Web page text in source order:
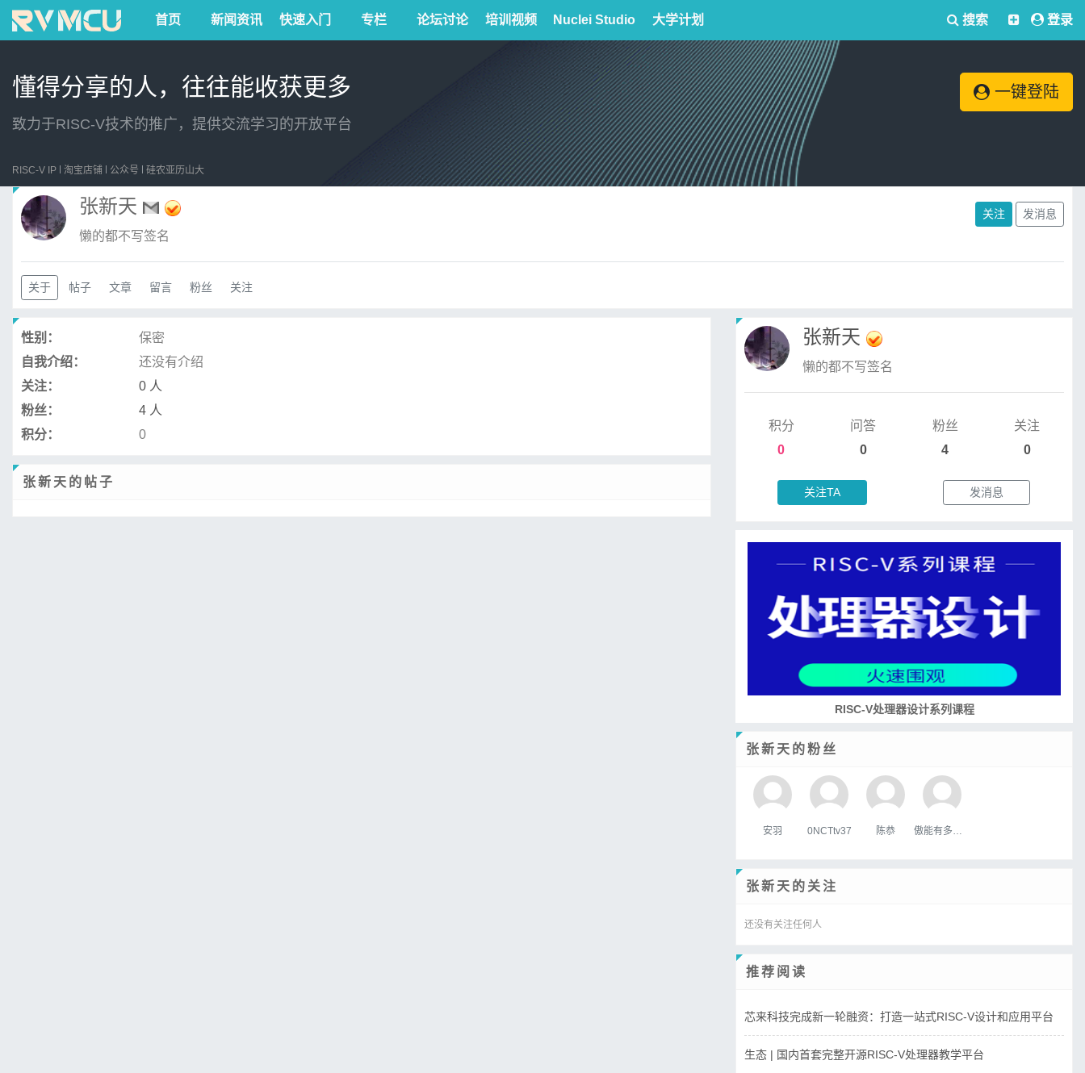
首页 新闻资讯 快速入门 专栏 论坛讨论 培训视频 Nuclei Studio 大学计划 搜索 登录
懂得分享的人，往往能收获更多
致力于RISC-V技术的推广，提供交流学习的开放平台
一键登陆
RISC-V IP 淘宝店铺 公众号 硅农亚历山大
张新天
懒的都不写签名
关注 发消息
关于 帖子 文章 留言 粉丝 关注
性别：
保密
自我介绍：
还没有介绍
关注：
0 人
粉丝：
4 人
积分：
0
张新天的帖子
张新天
懒的都不写签名
积分
0
问答
0
粉丝
4
关注
0
关注TA 发消息
RISC-V处理器设计系列课程
张新天的粉丝
安羽 0NCTtv37 陈恭
张新天的关注
还没有关注任何人
推荐阅读
芯来科技完成新一轮融资：打造一站式RISC-V设计和应用平台
生态 | 国内首套完整开源RISC-V处理器教学平台